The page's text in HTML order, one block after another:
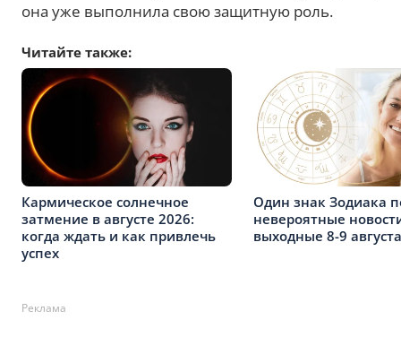
она уже выполнила свою защитную роль.
Читайте также:
Кармическое солнечное
затмение в августе 2026:
когда ждать и как привлечь
успех
Один знак Зодиака
невероятные
выходные 8-9
Реклама